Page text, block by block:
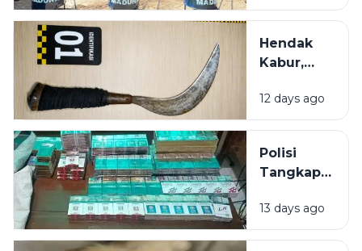
Batang
Ilegal
dalam 6
Hendak
Kabur,
Pelaku
Penganiayaan
dibekuk di
Bus
12 days ago
Polisi
Tangkap
Toko
Pracangan
13 days ago